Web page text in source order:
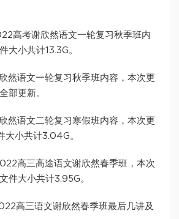
高考谢欣然语文一轮复习秋季班内
大小共计13.3G。
然语文一轮复习秋季班内容，本次更
部更新。
然语文二轮复习寒假班内容，本次更
大小共计3.04G。
高三高途语文谢欣然春季班，本次
件大小共计3.95G。
高三语文谢欣然春季班最后几讲及